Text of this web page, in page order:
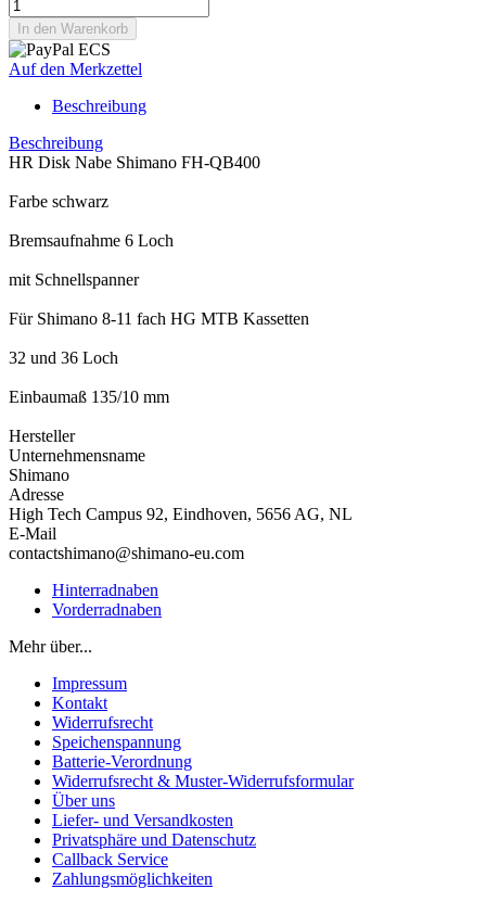
Auf den Merkzettel
Beschreibung
Beschreibung
HR Disk Nabe Shimano FH-QB400
Farbe schwarz
Bremsaufnahme 6 Loch
mit Schnellspanner
Für Shimano 8-11 fach HG MTB Kassetten
32 und 36 Loch
Einbaumaß 135/10 mm
Hersteller
Unternehmensname
Shimano
Adresse
High Tech Campus 92, Eindhoven, 5656 AG, NL
E-Mail
contactshimano@shimano-eu.com
Hinterradnaben
Vorderradnaben
Mehr über...
Impressum
Kontakt
Widerrufsrecht
Speichenspannung
Batterie-Verordnung
Widerrufsrecht & Muster-Widerrufsformular
Über uns
Liefer- und Versandkosten
Privatsphäre und Datenschutz
Callback Service
Zahlungsmöglichkeiten